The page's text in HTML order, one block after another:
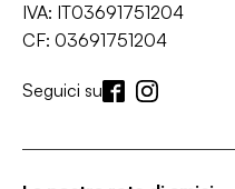
IVA: IT03691751204
CF: 03691751204
Seguici su